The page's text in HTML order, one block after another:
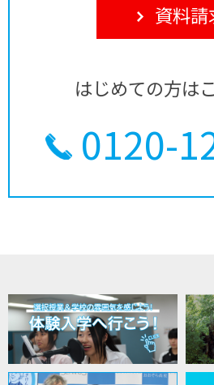
資料請
はじめての方は
0120-